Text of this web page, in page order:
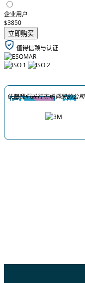
企业用户
$3850
立即购买
值得信赖与认证
依赖我们进行市场调研的公司